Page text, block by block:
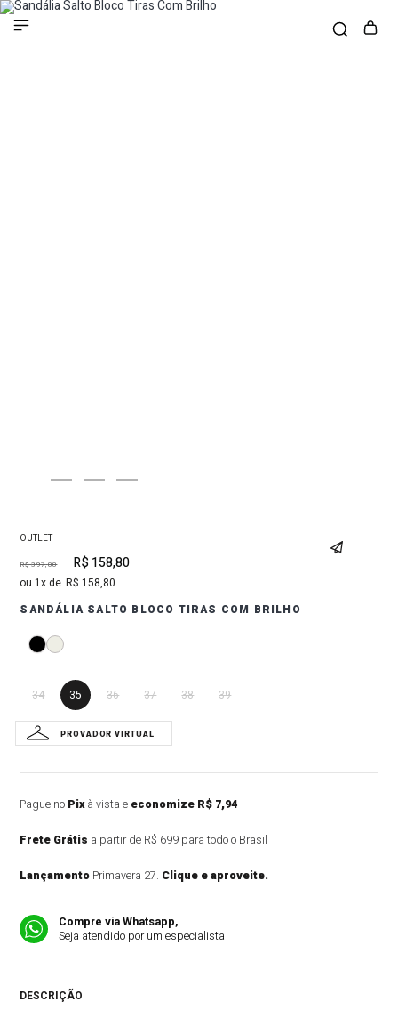
OUTLET
R$ 397,00 R$ 158,80
1 R$ 158,80
SANDÁLIA SALTO BLOCO TIRAS COM BRILHO
34 35 36 37 38 39
Pague no Pixà vista e economize R$ 7,94
Frete Grátis a partir de R$ 699 para todo o Brasil
Lançamento Primavera 27. Clique e aproveite.
Compre via Whatsapp,
Seja atendido por um especialista